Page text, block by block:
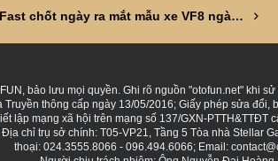
VinFast chốt ngày ra mắt mẫu xe VF8 ngày 20/05/2026
bảo lưu mọi quyền. Ghi rõ nguồn "otofun.net" khi
thông cấp ngày 13/05/2016; Giấy phép sửa
lập mạng xã hội trên mạng số 137/GXN-PTTH&TTĐT
chỉ trụ sở chính: T05-VP21, Tầng 5 Tòa nhà Stellar
thoại: 024.3555.8066 - 096.494.6066; Email: